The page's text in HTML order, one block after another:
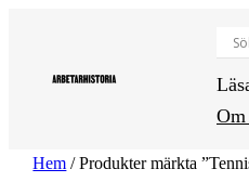
innehåll
Om
Hem / Produkter märkta